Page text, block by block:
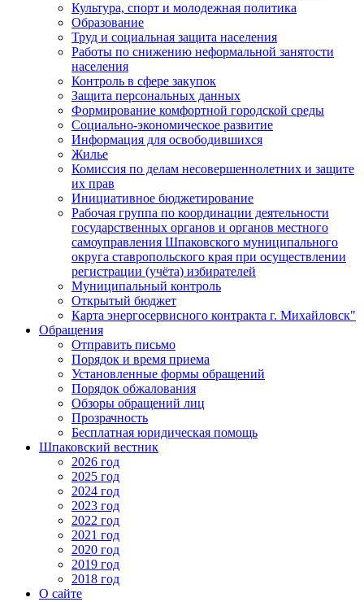
Культура, спорт и молодежная политика
Образование
Труд и социальная защита населения
Работы по снижению неформальной занятости
населения
Контроль в сфере закупок
Защита персональных данных
Формирование комфортной городской среды
Социально-экономическое развитие
Информация для освободившихся
Жилье
Комиссия по делам несовершеннолетних и защите
их прав
Инициативное бюджетирование
Рабочая группа по координации деятельности
государственных органов и органов местного
самоуправления Шпаковского муниципального
округа ставропольского края при осуществлении
регистрации (учёта) избирателей
Муниципальный контроль
Открытый бюджет
Карта энергосервисного контракта г. Михайловск"
Обращения
Отправить письмо
Порядок и время приема
Установленные формы обращений
Порядок обжалования
Обзоры обращений лиц
Прозрачность
Бесплатная юридическая помощь
Шпаковский вестник
2026 год
2025 год
2024 год
2023 год
2022 год
2021 год
2020 год
2019 год
2018 год
О сайте